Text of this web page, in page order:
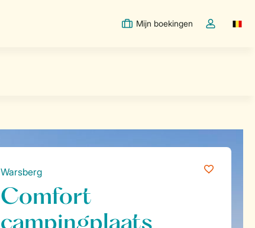
Mijn boekingen
Open de
Warsberg
Comfort